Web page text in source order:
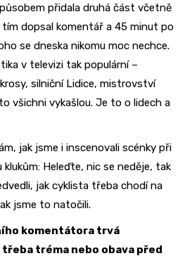
přidala druhá část včetně
tím dopsal komentář a 45 minut po
se dneska nikomu moc nechce.
v televizi tak populární –
silniční Lidice, mistrovství
všichni vykašlou. Je to o lidech a
jak jsme i inscenovali scénky při
klukům: Heleďte, nic se neděje, tak
jak cyklista třeba chodí na
jsme to natočili.
komentátora trvá
tréma nebo obava před